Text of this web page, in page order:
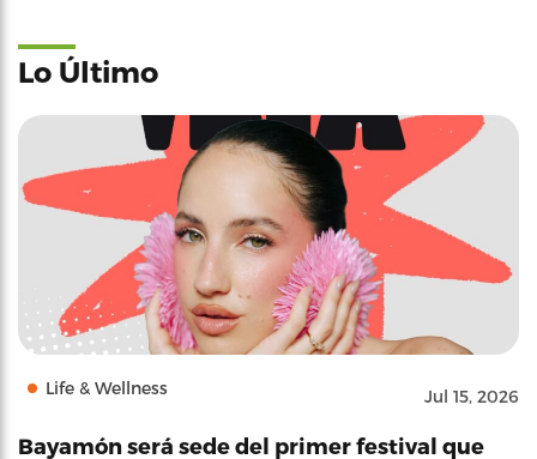
Lo Último
Life & Wellness Jul 15, 2026
Bayamón será sede del primer festival que